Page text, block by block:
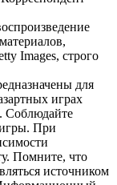
Images, строго
для
играх
Соблюдайте
При
Помните, что
источником